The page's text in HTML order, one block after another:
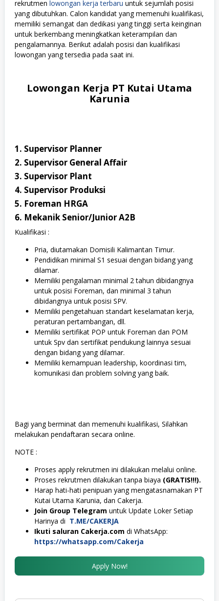
rekrutmen lowongan kerja terbaru untuk sejumlah posisi
yang dibutuhkan. Calon kandidat yang memenuhi kualifikasi,
memiliki semangat dan dedikasi yang tinggi serta keinginan
untuk berkembang meningkatkan keterampilan dan
pengalamannya. Berikut adalah posisi dan kualifikasi
lowongan yang tersedia pada saat ini.
Lowongan Kerja PT Kutai Utama
Karunia
1. Supervisor Planner
2. Supervisor General Affair
3. Supervisor Plant
4. Supervisor Produksi
5. Foreman HRGA
6. Mekanik Senior/Junior A2B
Kualifikasi :
Pria, diutamakan Domisili Kalimantan Timur.
Pendidikan minimal S1 sesuai dengan bidang yang
dilamar.
Memiliki pengalaman minimal 2 tahun dibidangnya
untuk posisi Foreman, dan minimal 3 tahun
dibidangnya untuk posisi SPV.
Memiliki pengetahuan standart keselamatan kerja,
peraturan pertambangan, dll.
Memiliki sertifikat POP untuk Foreman dan POM
untuk Spv dan sertifikat pendukung lainnya sesuai
dengan bidang yang dilamar.
Memiliki kemampuan leadership, koordinasi tim,
komunikasi dan problem solving yang baik.
Bagi yang berminat dan memenuhi kualifikasi, Silahkan
melakukan pendaftaran secara online.
NOTE :
Proses apply rekrutmen ini dilakukan melalui online.
Proses rekrutmen dilakukan tanpa biaya (GRATIS!!!).
Harap hati-hati penipuan yang mengatasnamakan PT
Kutai Utama Karunia, dan Cakerja.
Join Group Telegram untuk Update Loker Setiap
Harinya di T.ME/CAKERJA
Ikuti saluran Cakerja.com di WhatsApp:
https://whatsapp.com/Cakerja
Apply Now!